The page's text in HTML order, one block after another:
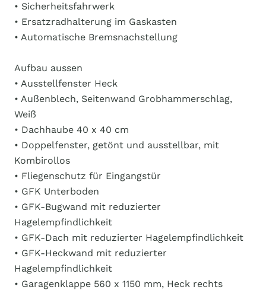
• Sicherheitsfahrwerk
• Ersatzradhalterung im Gaskasten
• Automatische Bremsnachstellung
Aufbau aussen
• Ausstellfenster Heck
• Außenblech, Seitenwand Grobhammerschlag,
Weiß
• Dachhaube 40 x 40 cm
• Doppelfenster, getönt und ausstellbar, mit
Kombirollos
• Fliegenschutz für Eingangstür
• GFK Unterboden
• GFK-Bugwand mit reduzierter
Hagelempfindlichkeit
• GFK-Dach mit reduzierter Hagelempfindlichkeit
• GFK-Heckwand mit reduzierter
Hagelempfindlichkeit
• Garagenklappe 560 x 1150 mm, Heck rechts